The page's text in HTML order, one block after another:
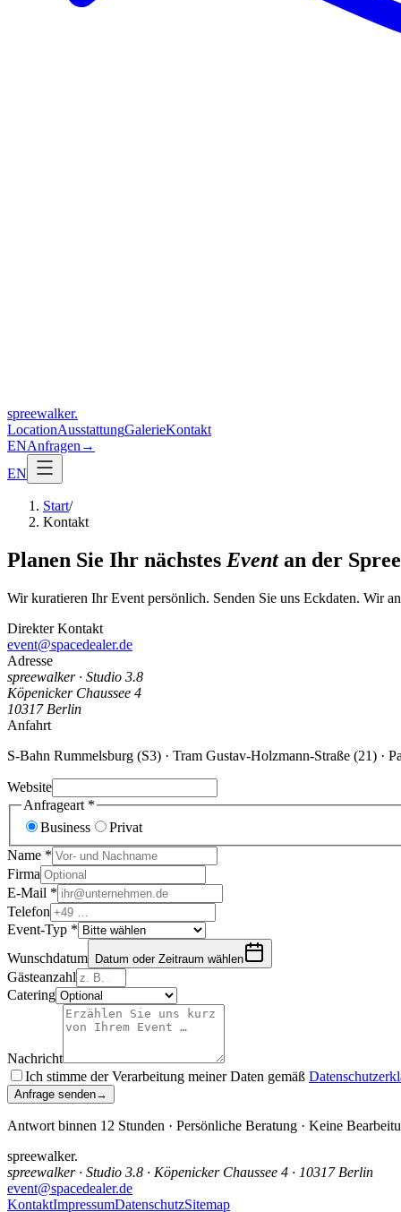
spreewalker.
LocationAusstattungGalerieKontakt
ENAnfragen →
EN
Start/
Kontakt
Planen Sie Ihr nächstes Eventan der
Wir kuratieren Ihr Event persönlich. Senden Sie uns Eckdaten. Wir
Direkter Kontakt
event@spacedealer.de
Adresse
spreewalker · Studio 3.8
Köpenicker Chaussee 4
10317 Berlin
Anfahrt
S-Bahn Rummelsburg (S3) · Tram Gustav-Holzmann-Straße (21) ·
Website
Anfrageart *
Business
Privat
Name *
Firma
E-Mail *
Telefon
Event-Typ *
Wunschdatum
Datum oder Zeitraum wählen
Gästeanzahl
Catering
Nachricht
Ich stimme der Verarbeitung meiner Daten gemäß
Anfrage senden→
Antwort binnen 12 Stunden · Persönliche Beratung · Keine
spreewalker.
spreewalker · Studio 3.8 · Köpenicker Chaussee 4 · 10317 Berlin
event@spacedealer.de
KontaktImpressumDatenschutzSitemap